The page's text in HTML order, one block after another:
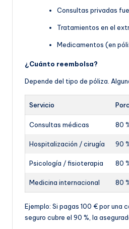
Consultas privadas
Tratamientos en el
Medicamentos (en
¿Cuánto reembolsa?
Depende del tipo de póliza.
Servicio
Consultas médicas 80
Hospitalización / cirugía 90
Psicología / fisioterapia 80
Medicina internacional 80
Ejemplo: Si pagas 100 € por una
seguro cubre el 90 %, la